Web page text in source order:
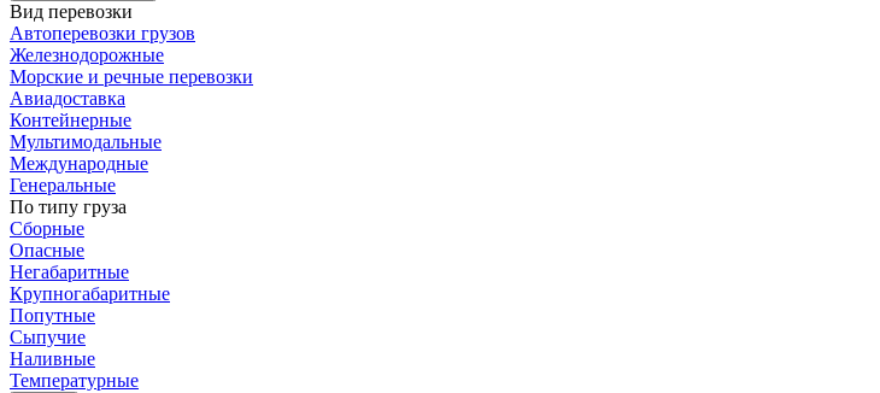
Вид перевозки
Автоперевозки грузов
Железнодорожные
Морские и речные перевозки
Авиадоставка
Контейнерные
Мультимодальные
Международные
Генеральные
По типу груза
Сборные
Опасные
Негабаритные
Крупногабаритные
Попутные
Сыпучие
Наливные
Температурные